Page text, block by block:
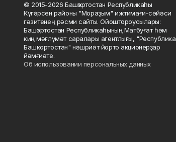
© 2015-2026 Башҡортостан Республикаһы
Күгәрсен районы "Мораҙым" ижтимағи-сәйәси
гәзитенең рәсми сайты. Ойоштороусылары:
Башҡортостан Республикаһының Матбуғат һәм
киң мәғлүмәт саралары агентлығы, "Республика
Башкортостан" нәшриәт йорто акционерҙар
йәмғиәте.
Об использовании персональных данных